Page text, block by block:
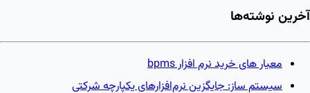
آخرین نوشته‌ها
معیار های خرید نرم افزار bpms
سیستم ساز: جایگزین نرم‌افزارهای یکپارچه شرکتی